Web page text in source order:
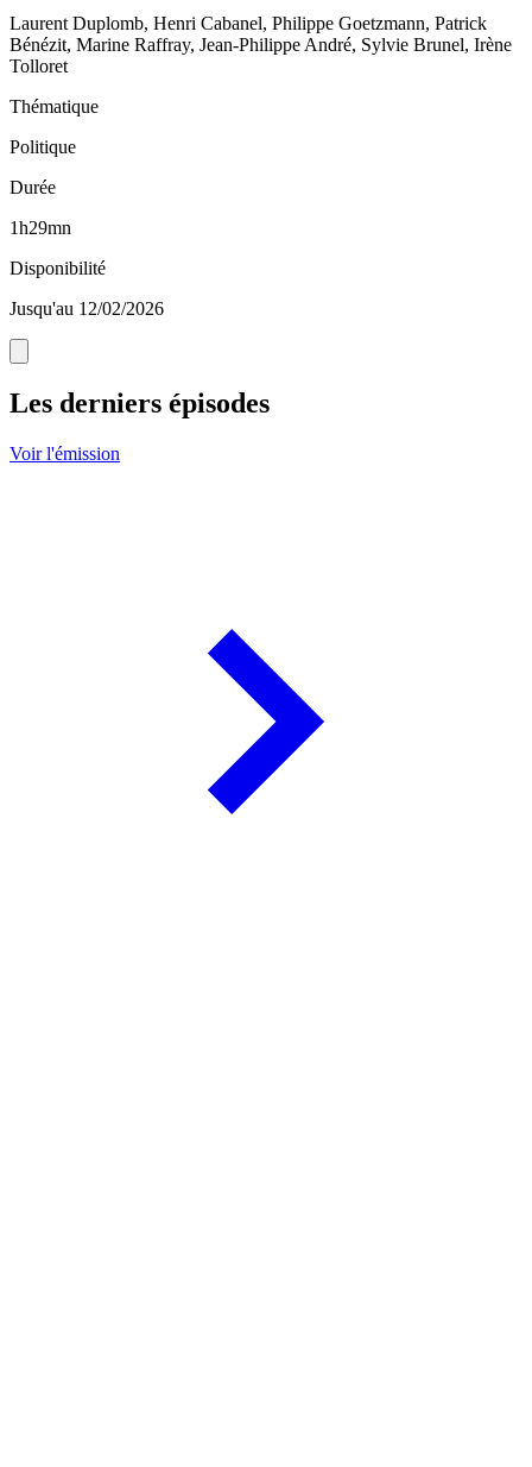
Laurent Duplomb, Henri Cabanel, Philippe Goetzmann, Patrick
Bénézit, Marine Raffray, Jean-Philippe André, Sylvie Brunel, Irène
Tolloret
Thématique
Politique
Durée
1h29mn
Disponibilité
Jusqu'au 12/02/2026
Les derniers épisodes
Voir l'émission